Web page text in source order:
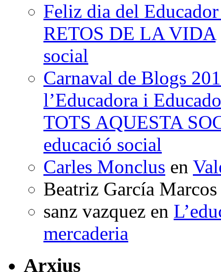
Feliz dia del
RETOS DE LA VIDA
social
Carnaval de Blogs
l’Educadora i
TOTS AQUESTA
educació social
Carles Monclus en
Beatriz García Marcos
sanz vazquez en
mercaderia
Arxius